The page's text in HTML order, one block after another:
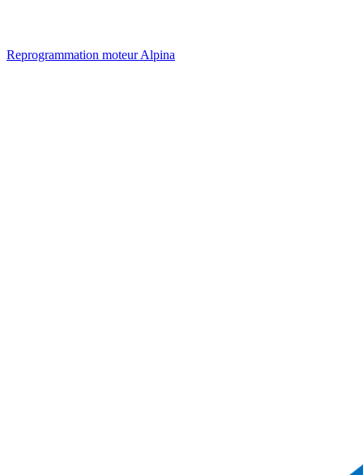
Reprogrammation moteurAlpina